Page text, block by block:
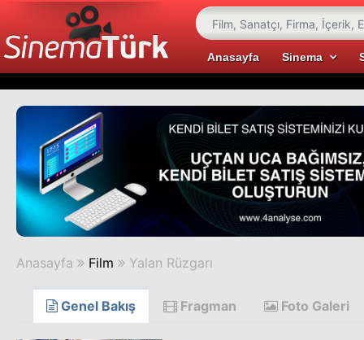
Anasayfa Sinema
Anasayfa Film Yalan Rüzgarı
Genel Bakış Fragman Foto Galeri